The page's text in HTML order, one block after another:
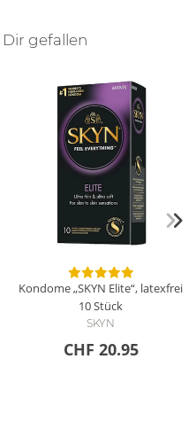
Dir auch
gefallen
Kondome „SKYN Elite“, latexfrei
10 Stück
SKYN
CHF 20.95